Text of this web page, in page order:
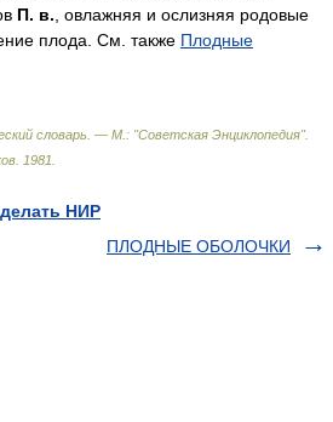
П. в. , овлажняя и ослизняя родовые
плода. См. также Плодные
словарь. — М.: "Советская Энциклопедия".
1981
НИР
ПЛОДНЫЕ ОБОЛОЧКИ